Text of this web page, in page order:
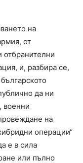
на
от
отбранителни
и, разбира се,
да ни
военни
на
операции“
е в сила
или пълно